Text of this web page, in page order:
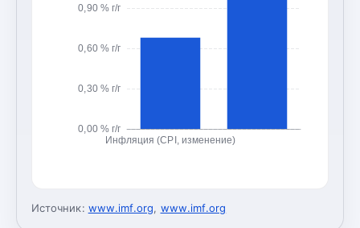
0,00 % г/г
0,30 % г/г
0,60 % г/г
0,90 % г/г
Инфляция (CPI, изменение)
Источник: www.imf.org, www.imf.org